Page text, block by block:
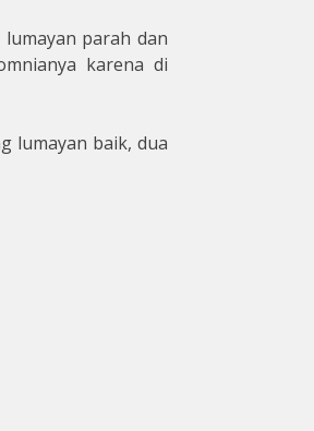
parah dan
karena di
lumayan baik, dua